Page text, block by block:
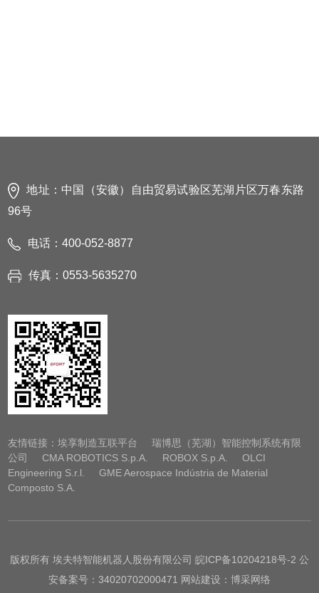
地址：中国（安徽）自由贸易试验区芜湖片区万春东路
96号
电话：400-052-8877
传真：0553-5635270
友情链接：埃享制造互联平台
瑞博思（芜湖）智能控制系统有限
公司
CMA ROBOTICS S.p.A. ROBOX S.p.A.
OLCI
Engineering S.r.l.
GME Aerospace Indústria de Material
Composto S.A.
版权所有 埃夫特智能机器人股份有限公司 皖ICP备10204218号-2 公
安备案号：34020702000471 网站建设：博采网络